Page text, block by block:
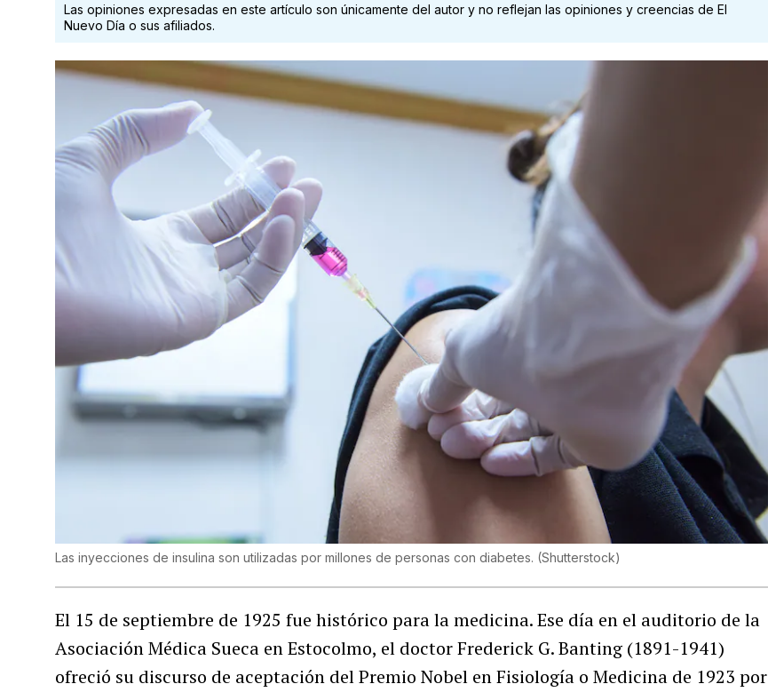
Las opiniones expresadas en este artículo son únicamente del autor y no reflejan las opiniones y creencias de El
Nuevo Día o sus afiliados.
Las inyecciones de insulina son utilizadas por millones de personas con diabetes. (Shutterstock)
El 15 de septiembre de 1925 fue histórico para la medicina. Ese día en el auditorio de la
Asociación Médica Sueca en Estocolmo, el doctor Frederick G. Banting (1891-1941)
ofreció su discurso de aceptación del Premio Nobel en Fisiología o Medicina de 1923 por